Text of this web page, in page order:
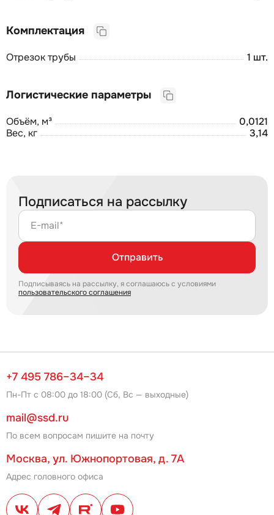
Комплектация
Отрезок трубы 1 шт.
Логистические параметры
Объём, м³
0,0121
Вес, кг
3,14
Подписаться на рассылку
E-mail*
Отправить
Подписываясь на рассылку, я соглашаюсь с условиями
пользовательского соглашения
+7 495 786–34–34
Пн-Пт с 08:00 до 18:00 (Сб, Вс — выходные)
mail@ssd.ru
По всем вопросам пишите на почту
Москва, ул. Южнопортовая, д. 7А
Адрес головного офиса